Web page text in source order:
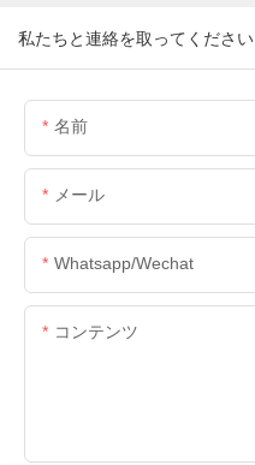
私たちと連絡を取ってください
名前
メール
Whatsapp/wechat
コンテンツ